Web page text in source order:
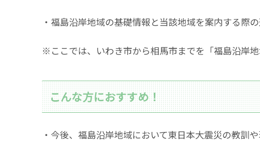
・福島沿岸地域の基礎情報と当該地域を案内する際
※ここでは、いわき市から相馬市までを「福島沿岸
こんな方におすすめ！
・今後、福島沿岸地域において東日本大震災の教訓